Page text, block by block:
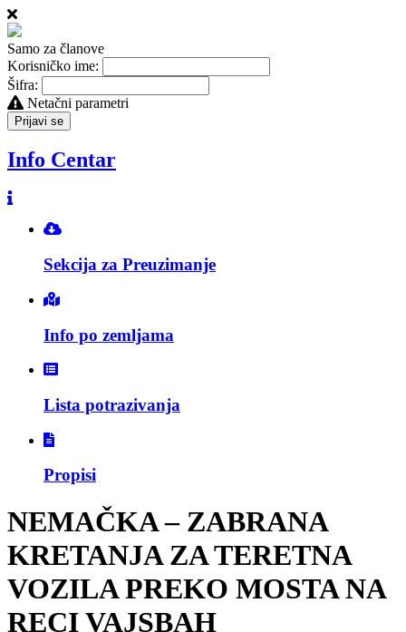
Samo za članove
Korisničko ime:
Šifra:
Netačni parametri
Prijavi se
Info Centar
Sekcija za Preuzimanje
Info po zemljama
Lista potrazivanja
Propisi
NEMAČKA – ZABRANA
KRETANJA ZA TERETNA
VOZILA PREKO MOSTA NA
RECI VAJSBAH